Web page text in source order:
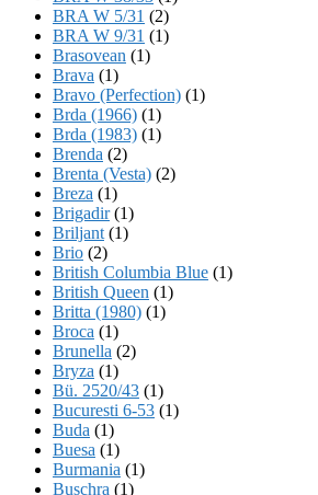
BRA W 5/31 (2)
BRA W 9/31 (1)
Brasovean (1)
Brava (1)
Bravo (Perfection) (1)
Brda (1966) (1)
Brda (1983) (1)
Brenda (2)
Brenta (Vesta) (2)
Breza (1)
Brigadir(1)
Briljant (1)
Brio (2)
British Columbia Blue (1)
British Queen (1)
Britta (1980) (1)
Broca (1)
Brunella (2)
Bryza (1)
Bü. 2520/43 (1)
Bucuresti 6-53 (1)
Buda (1)
Buesa (1)
Burmania (1)
Buschra (1)